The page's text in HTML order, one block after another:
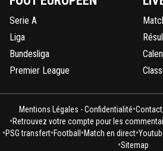
Serie A
Liga
Bundesliga
Premier League
Mentions Légales - Confidentialité•
•Retrouvez votre compte pour les
•PSG transfert•Football •Match en direct•
•Sitemap